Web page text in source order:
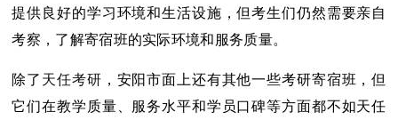
提供良好的学习环境和生活设施，但考生们仍然需要亲自
考察，了解寄宿班的实际环境和服务质量。
除了 天任考研 ，安阳市面上还有其他一些考研寄宿班，但
它们在教学质量、服务水平和学员口碑等方面都不如天任